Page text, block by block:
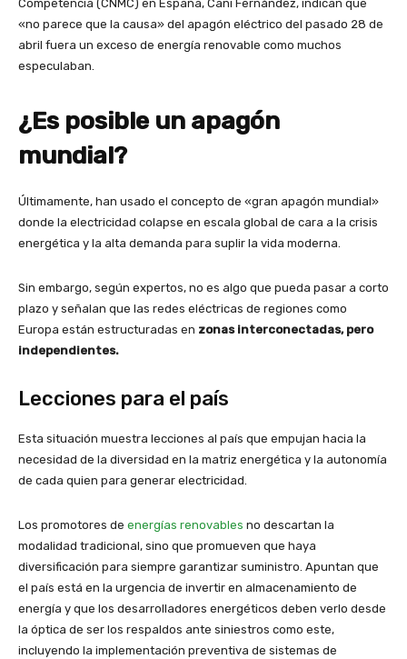
Competencia (CNMC) en España, Cani Fernández, indican que
«no parece que la causa» del apagón eléctrico del pasado 28 de
abril fuera un exceso de energía renovable como muchos
especulaban.
¿Es posible un apagón
mundial?
Últimamente, han usado el concepto de «gran apagón mundial»
donde la electricidad colapse en escala global de cara a la crisis
energética y la alta demanda para suplir la vida moderna.
Sin embargo, según expertos, no es algo que pueda pasar a corto
plazo y señalan que las redes eléctricas de regiones como
Europa están estructuradas en zonas interconectadas, pero
independientes.
Lecciones para el país
Esta situación muestra lecciones al país que empujan hacia la
necesidad de la diversidad en la matriz energética y la autonomía
de cada quien para generar electricidad.
Los promotores de energías renovables no descartan la
modalidad tradicional, sino que promueven que haya
diversificación para siempre garantizar suministro. Apuntan que
el país está en la urgencia de invertir en almacenamiento de
energía y que los desarrolladores energéticos deben verlo desde
la óptica de ser los respaldos ante siniestros como este,
incluyendo la implementación preventiva de sistemas de